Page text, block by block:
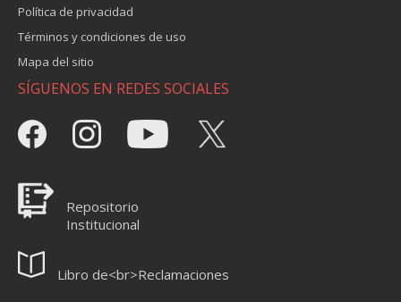
Política de privacidad
Términos y condiciones de uso
Mapa del sitio
SÍGUENOS EN REDES SOCIALES
Repositorio
Institucional
Libro de<br>Reclamaciones